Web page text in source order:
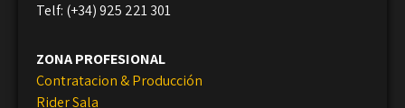
Telf: (+34) 925 221 301
ZONA PROFESIONAL
Contratacion & Producción
Rider Sala